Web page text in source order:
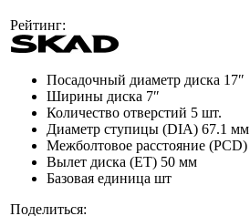
Рейтинг:
Посадочный диаметр диска 17″
Ширины диска 7″
Количество отверстий 5 шт.
Диаметр ступицы (DIA) 67.1 мм
Межболтовое расстояние (PCD)
Вылет диска (ET) 50 мм
Базовая единица шт
Поделиться: